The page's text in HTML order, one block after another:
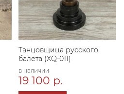
Танцовщица русского
балета (XQ-011)
в наличии
19 100 р.